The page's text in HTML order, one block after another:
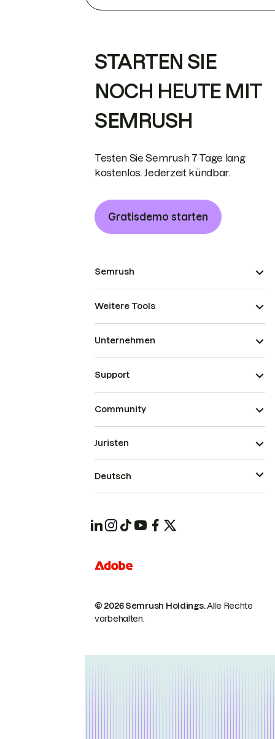
STARTEN SIE
NOCH HEUTE MIT
SEMRUSH
Testen Sie Semrush 7 Tage lang
kostenlos. Jederzeit kündbar.
Gratisdemo starten
Semrush
Weitere Tools
Unternehmen
Support
Community
© 2026 Semrush Holdings.Alle Rechte
vorbehalten.
Juristen
Deutsch